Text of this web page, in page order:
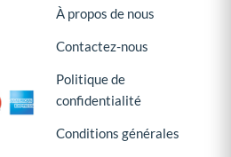
À propos de nous
Contactez-nous
Politique de
confidentialité
Conditions générales